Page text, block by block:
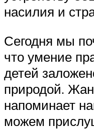
насилия и
Сегодня мы
что умение
детей
природой.
напоминает
можем